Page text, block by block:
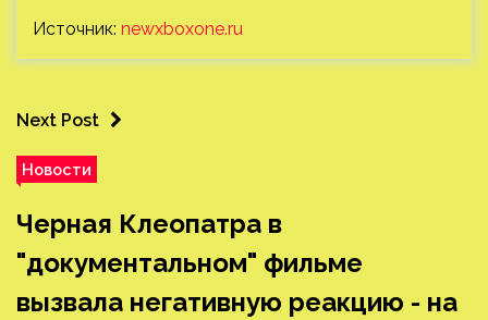
Источник: newxboxone.ru
Next Post
Новости
Черная Клеопатра в
"документальном" фильме
вызвала негативную реакцию - на